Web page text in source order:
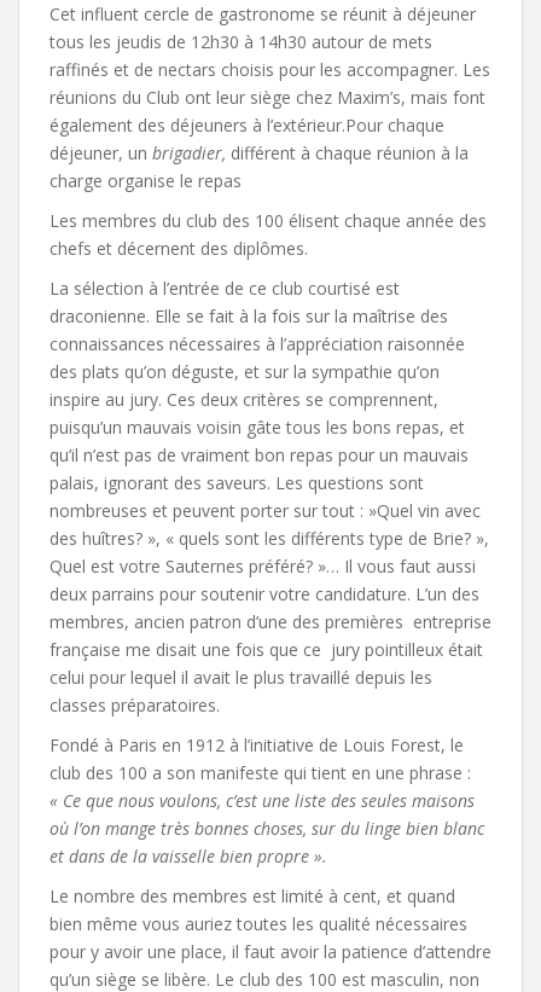
Cet influent cercle de gastronome se réunit à déjeuner
tous les jeudis de 12h30 à 14h30 autour de mets
raffinés et de nectars choisis pour les accompagner. Les
réunions du Club ont leur siège chez Maxim’s, mais font
également des déjeuners à l’extérieur.Pour chaque
déjeuner, un brigadier, différent à chaque réunion à la
charge organise le repas
Les membres du club des 100 élisent chaque année des
chefs et décernent des diplômes.
La sélection à l’entrée de ce club courtisé est
draconienne. Elle se fait à la fois sur la maîtrise des
connaissances nécessaires à l’appréciation raisonnée
des plats qu’on déguste, et sur la sympathie qu’on
inspire au jury. Ces deux critères se comprennent,
puisqu’un mauvais voisin gâte tous les bons repas, et
qu’il n’est pas de vraiment bon repas pour un mauvais
palais, ignorant des saveurs. Les questions sont
nombreuses et peuvent porter sur tout : »Quel vin avec
des huîtres? », « quels sont les différents type de Brie? »,
Quel est votre Sauternes préféré? »… Il vous faut aussi
deux parrains pour soutenir votre candidature. L’un des
membres, ancien patron d’une des premières entreprise
française me disait une fois que ce jury pointilleux était
celui pour lequel il avait le plus travaillé depuis les
classes préparatoires.
Fondé à Paris en 1912 à l’initiative de Louis Forest, le
club des 100 a son manifeste qui tient en une phrase :
« Ce que nous voulons, c’est une liste des seules maisons
où l’on mange très bonnes choses, sur du linge bien blanc
et dans de la vaisselle bien propre ».
Le nombre des membres est limité à cent, et quand
bien même vous auriez toutes les qualité nécessaires
pour y avoir une place, il faut avoir la patience d’attendre
qu’un siège se libère. Le club des 100 est masculin, non